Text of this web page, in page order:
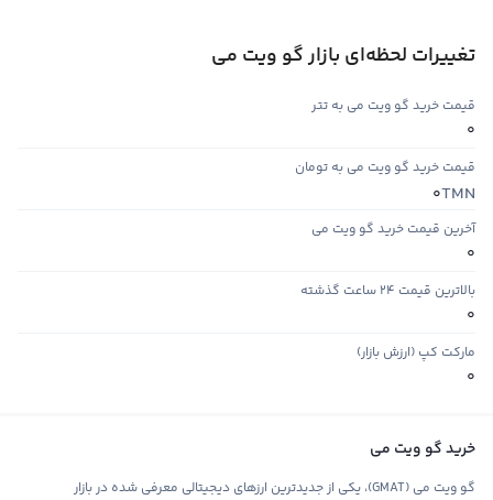
تغییرات لحظه‌ای بازار گو ویت می
قیمت خرید گو ویت می به تتر
0
قیمت خرید گو ویت می به تومان
TMN
0
آخرین قیمت خرید گو ویت می
0
بالاترین قیمت ۲۴ ساعت گذشته
0
مارکت کپ (ارزش بازار)
0
خرید گو ویت می
گو ویت می (GMAT)، یکی از جدیدترین ارزهای دیجیتالی معرفی شده در بازار